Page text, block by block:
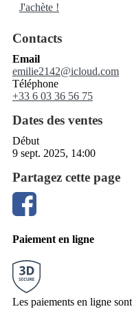
J'achète !
Contacts
Email
emilie2142@icloud.com
Téléphone
+33 6 03 36 56 75
Dates des ventes
Début
9 sept. 2025, 14:00
Partagez cette page
Paiement en ligne
Les paiements en ligne